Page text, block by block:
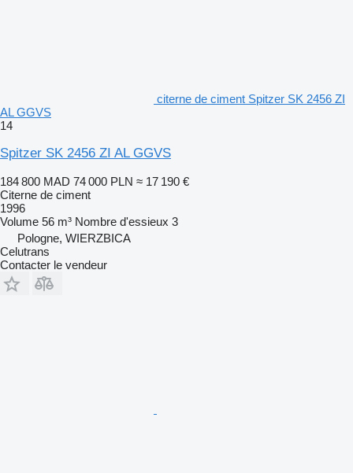
citerne de ciment Spitzer SK 2456 ZI
AL GGVS
14
Spitzer SK 2456 ZI AL GGVS
184 800 MAD 74 000 PLN ≈ 17 190 €
Citerne de ciment
1996
Volume 56 m³ Nombre d'essieux 3
Pologne, WIERZBICA
Celutrans
Contacter le vendeur